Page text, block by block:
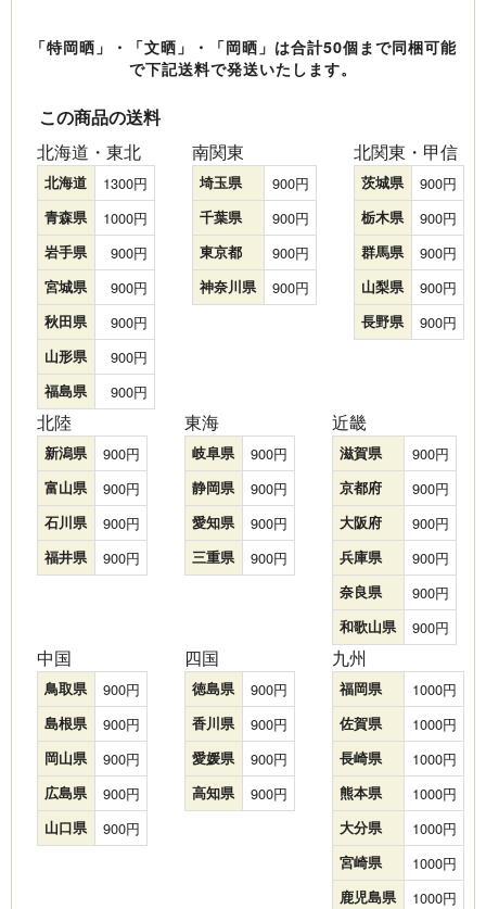
「特岡晒」・「文晒」・「岡晒」は合計50個まで同梱可能
で下記送料で発送いたします。
この商品の送料
北海道・東北
北海道 1300
青森県 1000
岩手県 900
宮城県 900
秋田県 900
山形県 900
福島県 900
南関東
埼玉県 900
千葉県 900
東京都 900
神奈川県 900
北関東・甲信
茨城県 900
栃木県 900
群馬県 900
山梨県 900
長野県 900
北陸
新潟県 900
富山県 900
石川県 900
福井県 900
東海
岐阜県 900
静岡県 900
愛知県 900
三重県 900
近畿
滋賀県 900
京都府 900
大阪府 900
兵庫県 900
奈良県 900
和歌山県 900
中国
鳥取県 900
島根県 900
岡山県 900
広島県 900
山口県 900
四国
徳島県 900
香川県 900
愛媛県 900
高知県 900
九州
福岡県 1000
佐賀県 1000
長崎県 1000
熊本県 1000
大分県 1000
宮崎県 1000
鹿児島県 1000